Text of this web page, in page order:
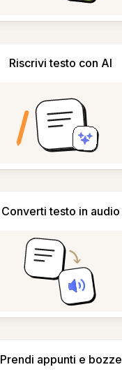
Riscrivi testo con AI
Converti testo in audio
Prendi appunti e bozze